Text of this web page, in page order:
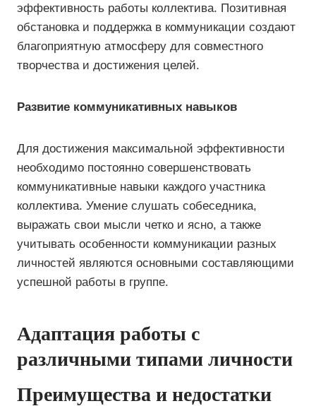
эффективность работы коллектива. Позитивная
обстановка и поддержка в коммуникации создают
благоприятную атмосферу для совместного
творчества и достижения целей.
Развитие коммуникативных навыков
Для достижения максимальной эффективности
необходимо постоянно совершенствовать
коммуникативные навыки каждого участника
коллектива. Умение слушать собеседника,
выражать свои мысли четко и ясно, а также
учитывать особенности коммуникации разных
личностей являются основными составляющими
успешной работы в группе.
Адаптация работы с
различными типами личности
Преимущества и недостатки